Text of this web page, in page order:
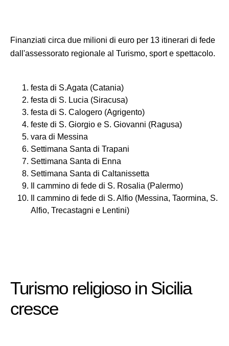
Finanziati circa due milioni di euro per 13 itinerari di fede
dall'assessorato regionale al Turismo, sport e spettacolo.
festa di S.Agata (Catania)
festa di S. Lucia (Siracusa)
festa di S. Calogero (Agrigento)
feste di S. Giorgio e S. Giovanni (Ragusa)
vara di Messina
Settimana Santa di Trapani
Settimana Santa di Enna
Settimana Santa di Caltanissetta
Il cammino di fede di S. Rosalia (Palermo)
Il cammino di fede di S. Alfio (Messina, Taormina, S.
Alfio, Trecastagni e Lentini)
Turismo religioso in Sicilia
cresce